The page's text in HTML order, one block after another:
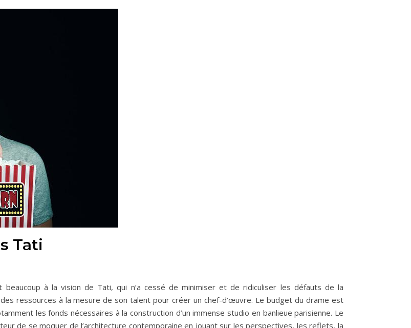
Tati
à la vision de Tati, qui n’a cessé de minimiser et de ridiculiser les défauts de la
ressources à la mesure de son talent pour créer un chef-d’œuvre. Le budget du drame est
les fonds nécessaires à la construction d’un immense studio en banlieue parisienne. Le
de se moquer de l’architecture contemporaine en jouant sur les perspectives, les reflets, la